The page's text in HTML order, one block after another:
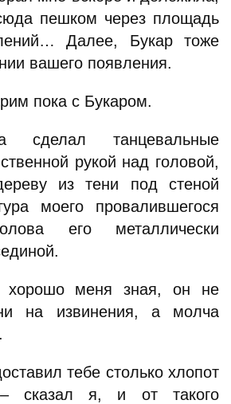
пешком через площадь
Далее, Букар тоже
вашего появления.
пока с Букаром.
сделал танцевальные
рукой над головой,
из тени под стеной
моего провалившегося
его металлически
хорошо меня зная, он не
на извинения, а молча
тебе столько хлопот
сказал я, и от такого